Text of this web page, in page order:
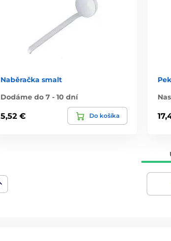
Naběračka smalt
Dodáme do 7 - 10 dní
5,52 € Do košíka